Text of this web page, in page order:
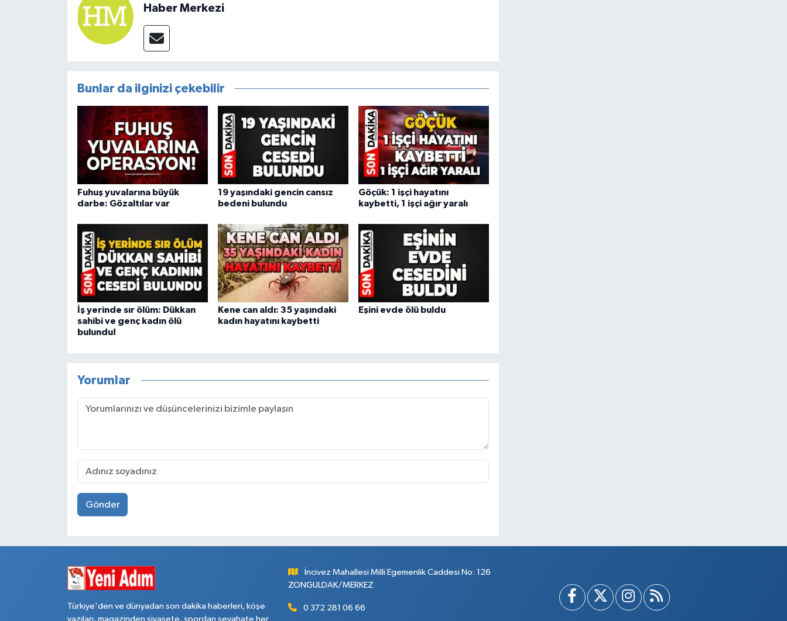
Haber Merkezi
Bunlar da ilginizi çekebilir
Fuhuş yuvalarına büyük
darbe: Gözaltılar var
19 yaşındaki gencin cansız
bedeni bulundu
Göçük: 1 işçi hayatını
kaybetti, 1 işçi ağır yaralı
İş yerinde sır ölüm: Dükkan
sahibi ve genç kadın ölü
bulundu!
Kene can aldı: 35 yaşındaki
kadın hayatını kaybetti
Eşini evde ölü buldu
Yorumlar
Gönder
Türkiye'den ve dünyadan son dakika haberleri, köşe
yazıları, magazinden siyasete, spordan seyahate her
İncivez Mahallesi Milli Egemenlik Caddesi No: 126
ZONGULDAK/MERKEZ
0 372 281 06 66